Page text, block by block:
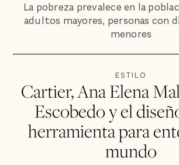
La pobreza prevalece en la
adultos mayores, personas con
menores
ESTILO
Cartier, Ana Elena
Escobedo y el
herramienta para
mundo